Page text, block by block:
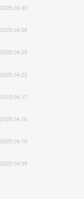
2025.04.30
2025.04.28
2025.04.24
2025.04.23
2025.04.17
2025.04.16
2025.04.10
2025.04.09